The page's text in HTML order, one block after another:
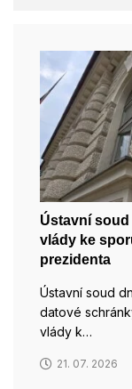
Ústavní
vlády ke
prezidenta
Ústavní soud
datové
vlády k…
21. 07. 2026